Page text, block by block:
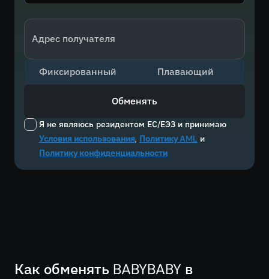
Адрес получателя
Я не являюсь резидентом ЕС/ЕЭЗ и принимаю
Условия использования, Политику AML и
Политику конфиденциальности
Фиксированный Плавающий
Обменять
Как обменять BABYBABY в